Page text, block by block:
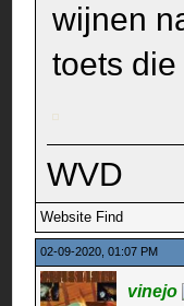
wijnen
toets
WVD
Website Find
02-09-2020, 01:07 PM
vinejo